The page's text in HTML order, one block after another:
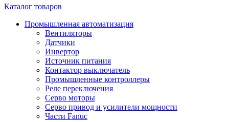
Каталог товаров
Промышленная автоматизация
Вентиляторы
Датчики
Инвертор
Источник питания
Контактор выключатель
Промышленные контроллеры
Реле переключения
Серво моторы
Серво привод и усилители мощности
Части Fanuc